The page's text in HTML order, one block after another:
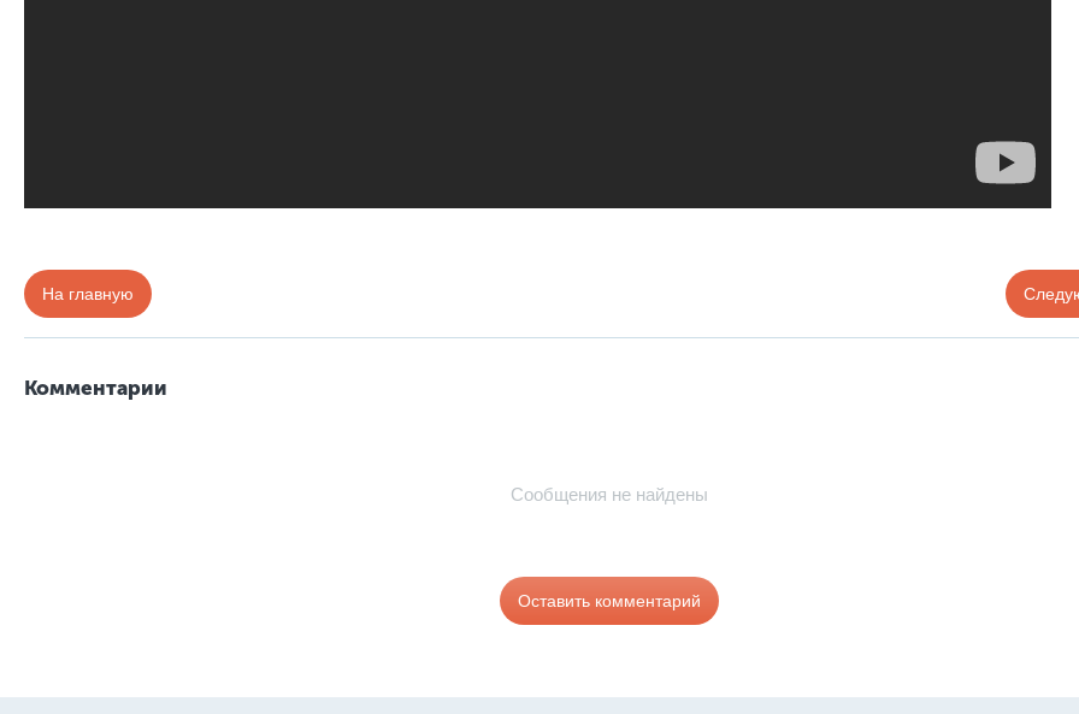
На главную
Комментарии
Сообщения не найдены
Оставить комментарий